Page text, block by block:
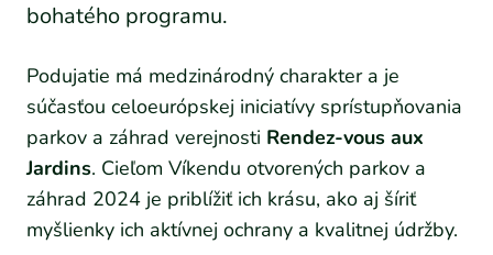
bohatého programu.
Podujatie má medzinárodný charakter a je
súčasťou celoeurópskej iniciatívy sprístupňovania
parkov a záhrad verejnosti Rendez-vous aux
Jardins. Cieľom Víkendu otvorených parkov a
záhrad 2024 je priblížiť ich krásu, ako aj šíriť
myšlienky ich aktívnej ochrany a kvalitnej údržby.